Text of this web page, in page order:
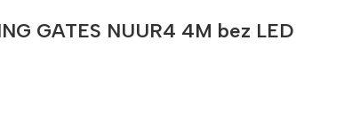
GATES NUUR4 4M bez LED